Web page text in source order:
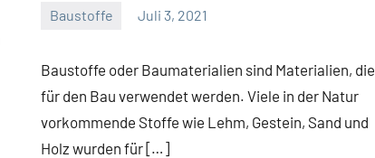
Baustoffe Juli 3, 2021
Baustoffe oder Baumaterialien sind Materialien, die
für den Bau verwendet werden. Viele in der Natur
vorkommende Stoffe wie Lehm, Gestein, Sand und
Holz wurden für […]